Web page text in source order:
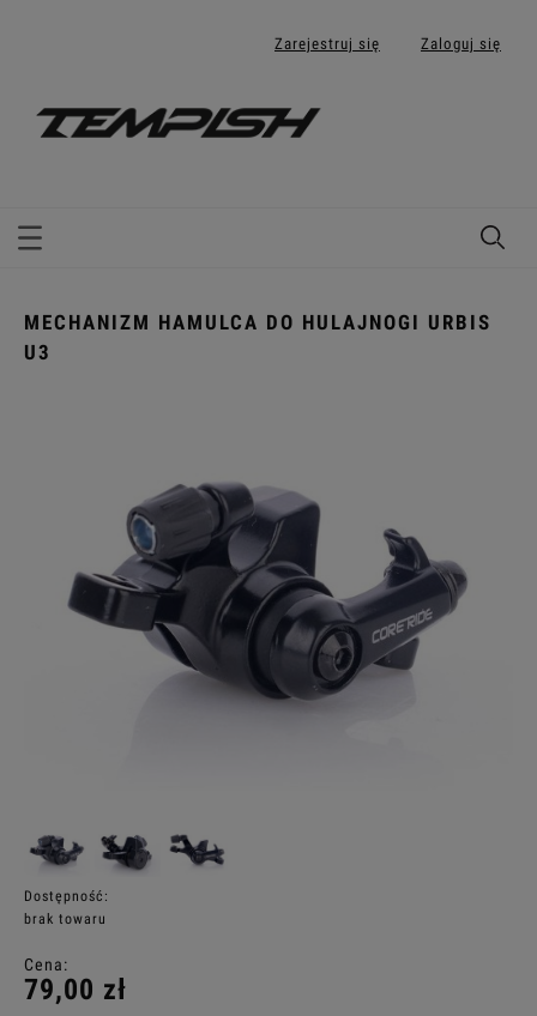
Zarejestruj się Zaloguj się
MECHANIZM HAMULCA DO HULAJNOGI URBIS
U3
Dostępność:
brak towaru
Cena:
79,00 zł